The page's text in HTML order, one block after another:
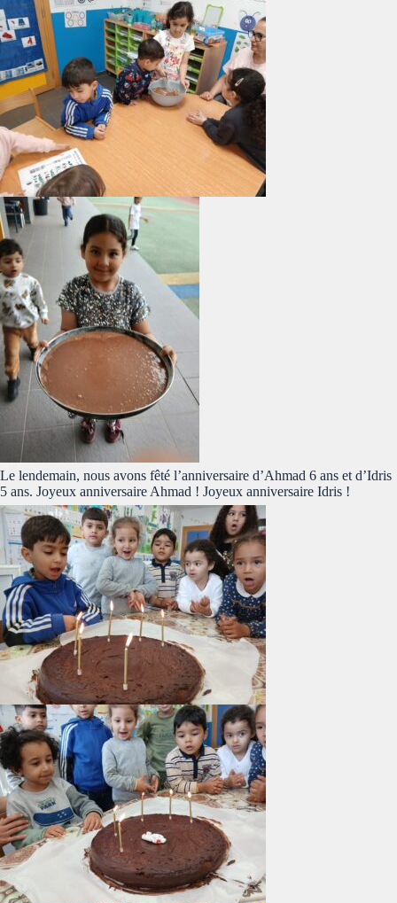
Le lendemain, nous avons fêté l’anniversaire d’Ahmad 6 ans et d’Idris
5 ans. Joyeux anniversaire Ahmad ! Joyeux anniversaire Idris !